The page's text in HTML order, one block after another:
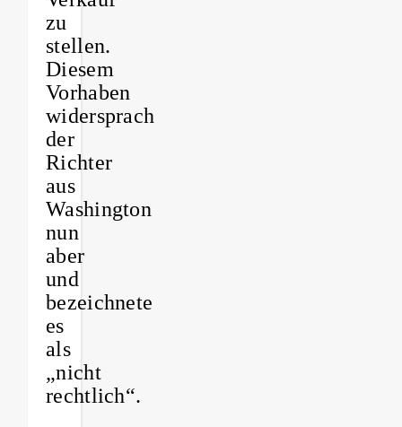
zu
stellen.
Diesem
Vorhaben
widersprach
der
Richter
aus
Washington
nun
aber
und
bezeichnete
es
als
„nicht
rechtlich“.